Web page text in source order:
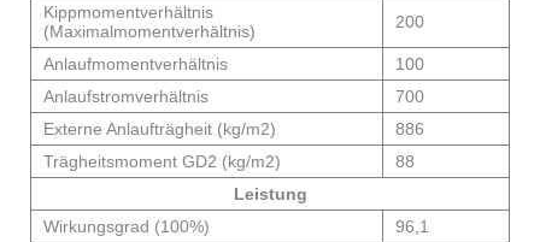
Kippmomentverhältnis
(Maximalmomentverhältnis)
200
Anlaufmomentverhältnis
100
Anlaufstromverhältnis
700
Externe Anlaufträgheit (kg/m2)
886
Trägheitsmoment GD2 (kg/m2)
88
Leistung
Wirkungsgrad (100%)
96,1